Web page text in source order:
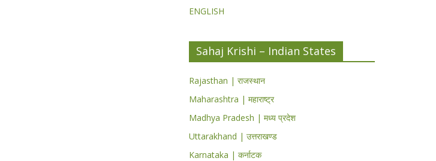
ENGLISH
Sahaj Krishi – Indian States
Rajasthan | राजस्थान
Maharashtra | महाराष्ट्र
Madhya Pradesh | मध्य प्रदेश
Uttarakhand | उत्तराखण्ड
Karnataka | कर्नाटक